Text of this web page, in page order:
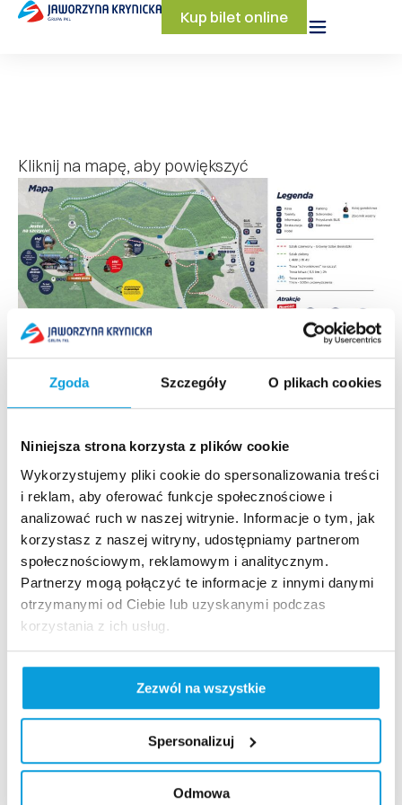
Zgoda Szczegóły O plikach cookies
Niniejsza strona korzysta z plików cookie
Wykorzystujemy pliki cookie do spersonalizowania treści
i reklam, aby oferować funkcje społecznościowe i
analizować ruch w naszej witrynie. Informacje o tym, jak
korzystasz z naszej witryny, udostępniamy partnerom
społecznościowym, reklamowym i analitycznym.
Partnerzy mogą połączyć te informacje z innymi danymi
otrzymanymi od Ciebie lub uzyskanymi podczas
korzystania z ich usług.
Zezwól na wszystkie
Spersonalizuj
Odmowa
Kup bilet online
Kliknij na mapę, aby powiększyć
Szybki dostęp​
Strona główna
Kamery live
Aktualności
Szukaj na stronie
Nasze standardy
Rodo
Polityka prywatności
Standardy Ochronny Małoletnich
Sygnalista – Grupa PKL
Regulaminy
Masz pytanie?